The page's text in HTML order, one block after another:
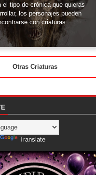
el tipo de crónica que quieras
los personajes pueden
con criaturas ...
Otras Criaturas
Translate